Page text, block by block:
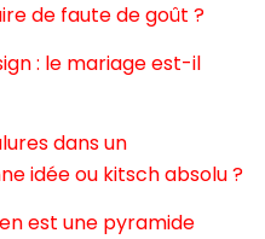
de faute de goût ?
: le mariage est-il
dans un
idée ou kitsch absolu ?
est une pyramide